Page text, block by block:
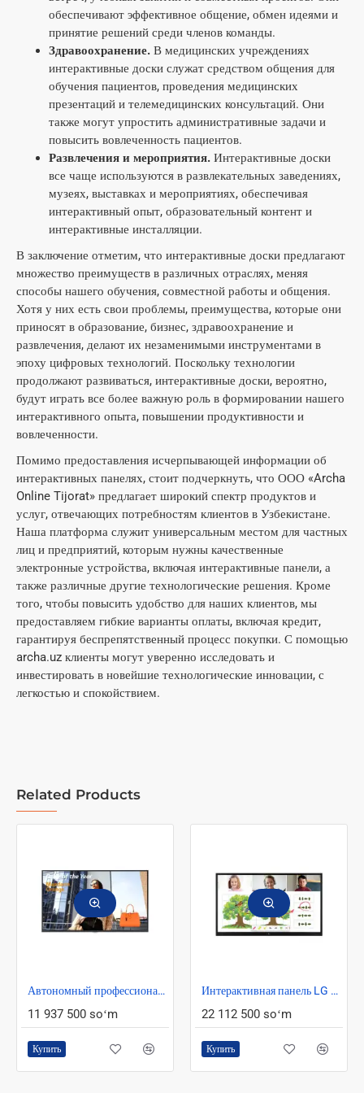
обеспечивают эффективное общение, обмен идеями и
принятие решений среди членов команды.
Здравоохранение. В медицинских учреждениях
интерактивные доски служат средством общения для
обучения пациентов, проведения медицинских
презентаций и телемедицинских консультаций. Они
также могут упростить административные задачи и
повысить вовлеченность пациентов.
Развлечения и мероприятия. Интерактивные доски
все чаще используются в развлекательных заведениях,
музеях, выставках и мероприятиях, обеспечивая
интерактивный опыт, образовательный контент и
интерактивные инсталляции.
В заключение отметим, что интерактивные доски предлагают
множество преимуществ в различных отраслях, меняя
способы нашего обучения, совместной работы и общения.
Хотя у них есть свои проблемы, преимущества, которые они
приносят в образование, бизнес, здравоохранение и
развлечения, делают их незаменимыми инструментами в
эпоху цифровых технологий. Поскольку технологии
продолжают развиваться, интерактивные доски, вероятно,
будут играть все более важную роль в формировании нашего
интерактивного опыта, повышении продуктивности и
вовлеченности.
Помимо предоставления исчерпывающей информации об
интерактивных панелях, стоит подчеркнуть, что ООО «Archa
Online Tijorat» предлагает широкий спектр продуктов и
услуг, отвечающих потребностям клиентов в Узбекистане.
Наша платформа служит универсальным местом для частных
лиц и предприятий, которым нужны качественные
электронные устройства, включая интерактивные панели, а
также различные другие технологические решения. Кроме
того, чтобы повысить удобство для наших клиентов, мы
предоставляем гибкие варианты оплаты, включая кредит,
гарантируя беспрепятственный процесс покупки. С помощью
archa.uz клиенты могут уверенно исследовать и
инвестировать в новейшие технологические инновации, с
легкостью и спокойствием.
Related Products
Автономный профессиональный дисплей LG 43UH5F-H.ADG
11 937 500 soʻm
Купить
Интерактивная панель LG 65" 65TR3BF
22 112 500 soʻm
Купить